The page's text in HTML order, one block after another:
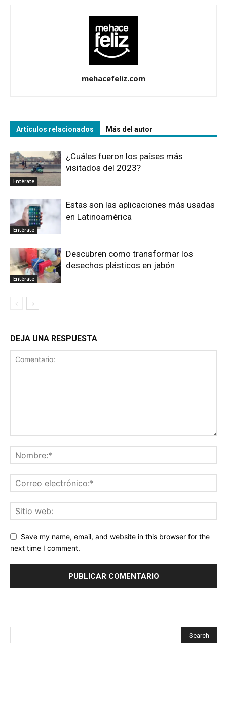
mehacefeliz.com
Artículos relacionados Más del autor
Entérate
¿Cuáles fueron los países más
visitados del 2023?
Entérate
Estas son las aplicaciones más usadas
en Latinoamérica
Entérate
Descubren como transformar los
desechos plásticos en jabón
DEJA UNA RESPUESTA
Save my name, email, and website in this browser for the
next time I comment.